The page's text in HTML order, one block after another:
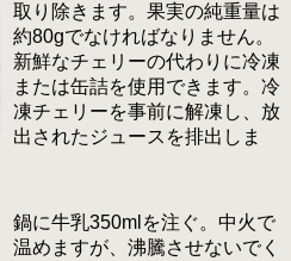
取り除きます。果実の純重量は
約80gでなければなりません。
新鮮なチェリーの代わりに冷凍
または缶詰を使用できます。冷
凍チェリーを事前に解凍し、放
出されたジュースを排出しま
鍋に牛乳350mlを注ぐ。中火で
温めますが、沸騰させないでく